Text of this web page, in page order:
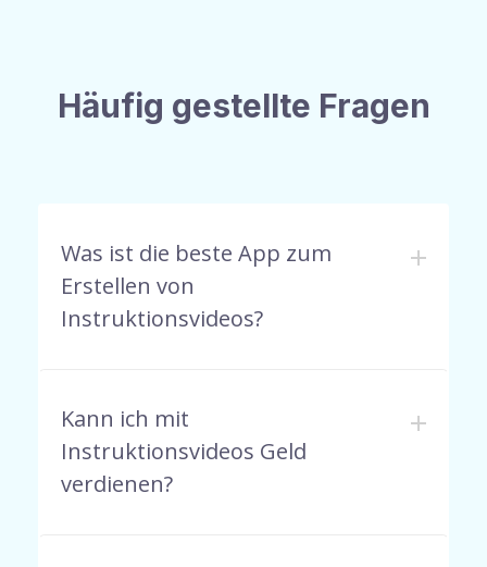
Häufig gestellte Fragen
Was ist die beste App zum
Erstellen von
Instruktionsvideos?
Kann ich mit
Instruktionsvideos Geld
verdienen?